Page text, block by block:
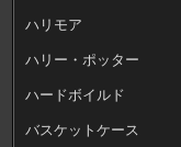
ハリモア
ハリー・ポッター
ハードボイルド
バスケットケース